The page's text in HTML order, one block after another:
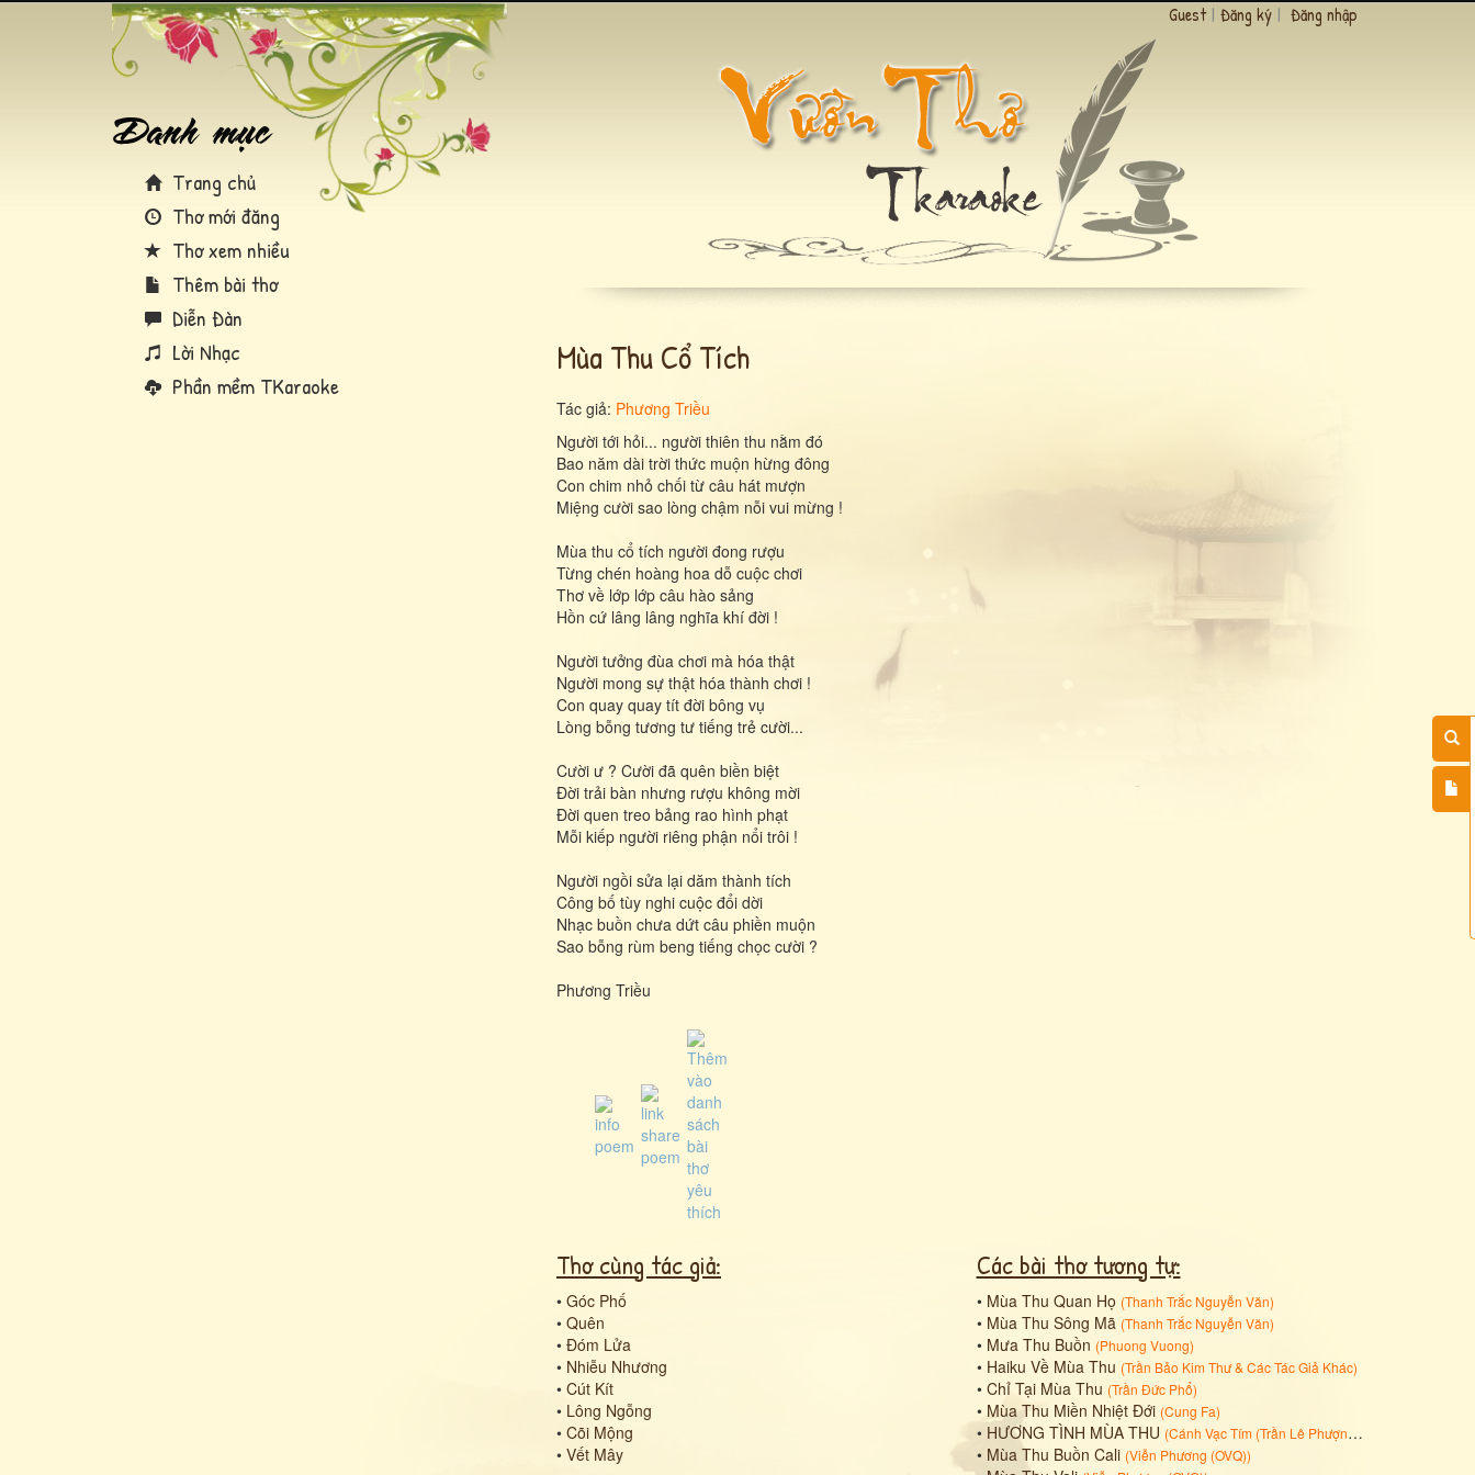
Trang chủ
Thơ mới đăng
Thơ xem nhiều
Thêm bài thơ
Diễn Đàn
Lời Nhạc
Phần mềm TKaraoke
Guest | Đăng ký | Đăng nhập
Mùa Thu Cổ Tích
Tác giả: Phương Triều
Người tới hỏi... người thiên thu nằm đó
Bao năm dài trời thức muộn hừng đông
Con chim nhỏ chối từ câu hát mượn
Miệng cười sao lòng chậm nỗi vui mừng !
Mùa thu cổ tích người đong rượu
Từng chén hoàng hoa dỗ cuộc chơi
Thơ về lớp lớp câu hào sảng
Hồn cứ lâng lâng nghĩa khí đời !
Người tưởng đùa chơi mà hóa thật
Người mong sự thật hóa thành chơi !
Con quay quay tít đời bông vụ
Lòng bỗng tương tư tiếng trẻ cười...
Cười ư ? Cười đã quên biền biệt
Đời trải bàn nhưng rượu không mời
Đời quen treo bảng rao hình phạt
Mỗi kiếp người riêng phận nổi trôi !
Người ngồi sửa lại dăm thành tích
Công bố tùy nghi cuộc đổi dời
Nhạc buồn chưa dứt câu phiền muộn
Sao bỗng rùm beng tiếng chọc cười ?
Phương Triều
Thơ cùng tác giả:
• Góc Phố
• Quên
• Đóm Lửa
• Nhiễu Nhương
• Cút Kít
• Lông Ngỗng
• Cõi Mộng
• Vết Mây
Các bài thơ tương tự:
• Mùa Thu Quan Họ (Thanh Trắc Nguyễn Văn)
• Mùa Thu Sông Mã (Thanh Trắc Nguyễn Văn)
• Mưa Thu Buồn (Phuong Vuong)
• Haiku Về Mùa Thu (Trần Bảo Kim Thư& Các Tác Giả Khác)
• Chỉ Tại Mùa Thu (Trần Đức Phổ)
• Mùa Thu Miền Nhiệt Đới (Cung Fa)
• HƯƠNG TÌNH MÙA THU (Cánh Vạc Tím (Trần Lê Phượng Loan)
• Mùa Thu Buồn Cali (Viễn Phương (OVQ))